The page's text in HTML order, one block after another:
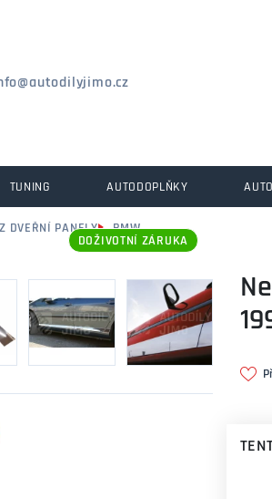
TUNING AUTODOPLŇKY
DVEŘNÍ PANELY BMW
DOŽIVOTNÍ ZÁRUKA
Můžeme vám pomoci